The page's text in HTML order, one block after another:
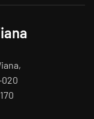
020